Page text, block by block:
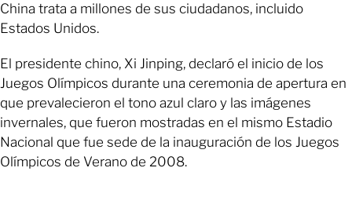
China trata a millones de sus ciudadanos, incluido
Estados Unidos.
El presidente chino, Xi Jinping, declaró el inicio de los
Juegos Olímpicos durante una ceremonia de apertura en
que prevalecieron el tono azul claro y las imágenes
invernales, que fueron mostradas en el mismo Estadio
Nacional que fue sede de la inauguración de los Juegos
Olímpicos de Verano de 2008.